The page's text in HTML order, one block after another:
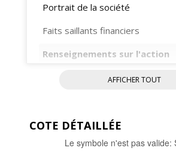
Portrait de la société
Faits saillants financiers
Renseignements sur l'action
Régime de réinvestissement des
AFFICHER TOUT
COTE DÉTAILLÉE
Le symbole n'est pas valide: